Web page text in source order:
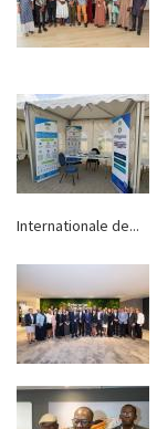
Internationale de...